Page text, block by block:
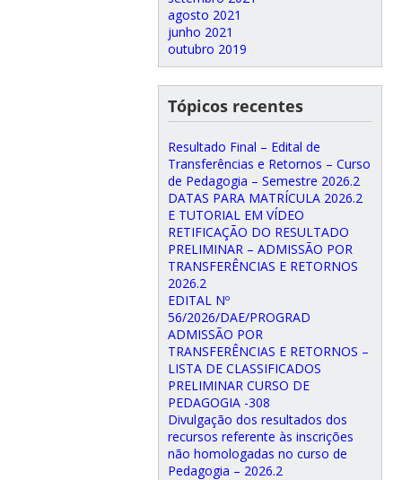
agosto 2021
junho 2021
outubro 2019
Tópicos recentes
Resultado Final – Edital de
Transferências e Retornos – Curso
de Pedagogia – Semestre 2026.2
DATAS PARA MATRÍCULA 2026.2
E TUTORIAL EM VÍDEO
RETIFICAÇÃO DO RESULTADO
PRELIMINAR – ADMISSÃO POR
TRANSFERÊNCIAS E RETORNOS
2026.2
EDITAL Nº
56/2026/DAE/PROGRAD
ADMISSÃO POR
TRANSFERÊNCIAS E RETORNOS –
LISTA DE CLASSIFICADOS
PRELIMINAR CURSO DE
PEDAGOGIA -308
Divulgação dos resultados dos
recursos referente às inscrições
não homologadas no curso de
Pedagogia – 2026.2